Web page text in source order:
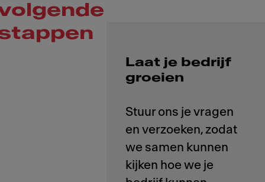
Laat je bedrijf
groeien
Stuur ons je vragen
en verzoeken, zodat
we samen kunnen
kijken hoe we je